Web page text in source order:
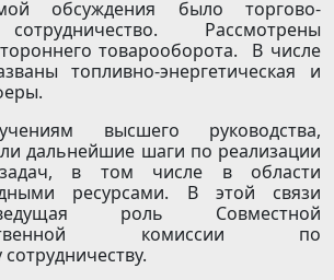
обсуждения было торгово-
сотрудничество. Рассмотрены
товарооборота. В числе
топливно-энергетическая и
высшего руководства,
дальнейшие шаги по реализации
задач, в том числе в области
ресурсами. В этой связи
роль Совместной
комиссии по